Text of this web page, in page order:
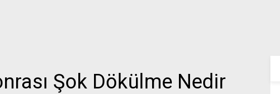
Şok Dökülme Nedir